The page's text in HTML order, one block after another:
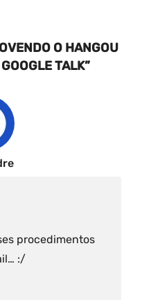
O HANGOU
TALK”
procedimentos
:/